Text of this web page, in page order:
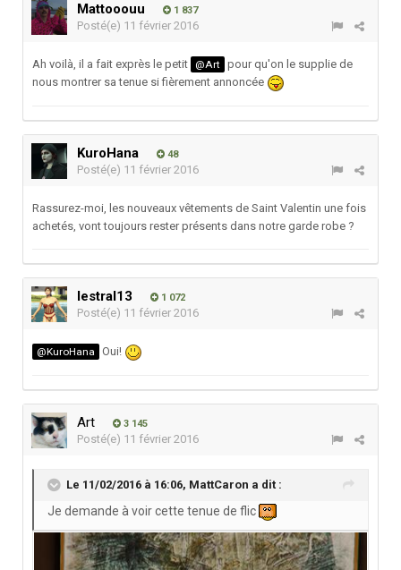
Mattooouu 1 837
Posté(e) 11 février 2016
Ah voilà, il a fait exprès le petit @Art pour qu'on le supplie de
nous montrer sa tenue si fièrement annoncée
KuroHana 48
Posté(e) 11 février 2016
Rassurez-moi, les nouveaux vêtements de Saint Valentin une fois
achetés, vont toujours rester présents dans notre garde robe ?
lestral13 1 072
Posté(e) 11 février 2016
@KuroHana Oui!
Art 3 145
Posté(e) 11 février 2016
Le 11/02/2016 à 16:06, MattCaron a dit :
Je demande à voir cette tenue de flic